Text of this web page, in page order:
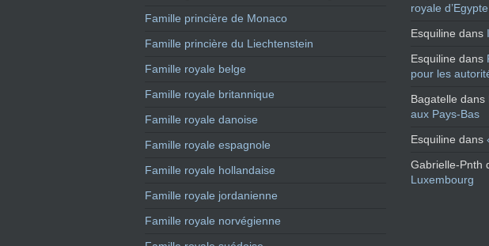
Famille princière de Monaco
Famille princière du Liechtenstein
Famille royale belge
Famille royale britannique
Famille royale danoise
Famille royale espagnole
Famille royale hollandaise
Famille royale jordanienne
Famille royale norvégienne
royale d’Egypte
Esquiline dans
Esquiline dans
pour les
Bagatelle dans
aux Pays-Bas
Esquiline dans
Gabrielle-Pnth
Luxembourg